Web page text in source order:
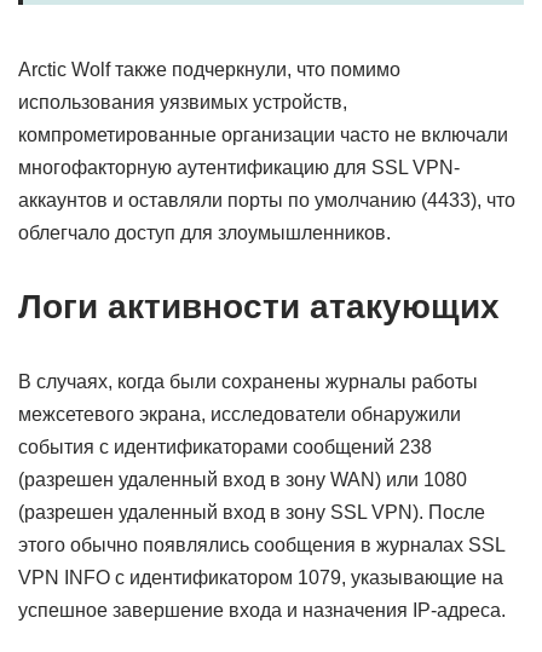
Arctic Wolf также подчеркнули, что помимо
использования уязвимых устройств,
компрометированные организации часто не включали
многофакторную аутентификацию для SSL VPN-
аккаунтов и оставляли порты по умолчанию (4433), что
облегчало доступ для злоумышленников.
Логи активности атакующих
В случаях, когда были сохранены журналы работы
межсетевого экрана, исследователи обнаружили
события с идентификаторами сообщений 238
(разрешен удаленный вход в зону WAN) или 1080
(разрешен удаленный вход в зону SSL VPN). После
этого обычно появлялись сообщения в журналах SSL
VPN INFO с идентификатором 1079, указывающие на
успешное завершение входа и назначения IP-адреса.